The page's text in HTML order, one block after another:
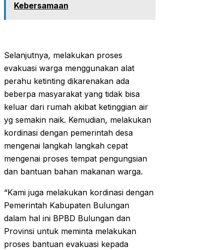
Kebersamaan
Selanjutnya, melakukan proses
evakuasi warga menggunakan alat
perahu ketinting dikarenakan ada
beberpa masyarakat yang tidak bisa
keluar dari rumah akibat ketinggian air
yg semakin naik. Kemudian, melakukan
kordinasi dengan pemerintah desa
mengenai langkah langkah cepat
mengenai proses tempat pengungsian
dan bantuan bahan makanan warga.
“Kami juga melakukan kordinasi dengan
Pemerintah Kabupaten Bulungan
dalam hal ini BPBD Bulungan dan
Provinsi untuk meminta melakukan
proses bantuan evakuasi kepada